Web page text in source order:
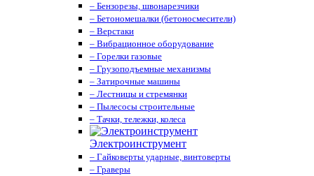
– Бензорезы, швонарезчики
– Бетономешалки (бетоносмесители)
– Верстаки
– Вибрационное оборудование
– Горелки газовые
– Грузоподъемные механизмы
– Затирочные машины
– Лестницы и стремянки
– Пылесосы строительные
– Тачки, тележки, колеса
Электроинструмент
– Гайковерты ударные, винтоверты
– Граверы